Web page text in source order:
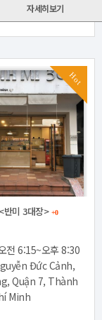
자세히보기
Hot
반미 3대장> +0
전 6:15~오후 8:30
Đức Cảnh,
Quận 7, Thành
Minh